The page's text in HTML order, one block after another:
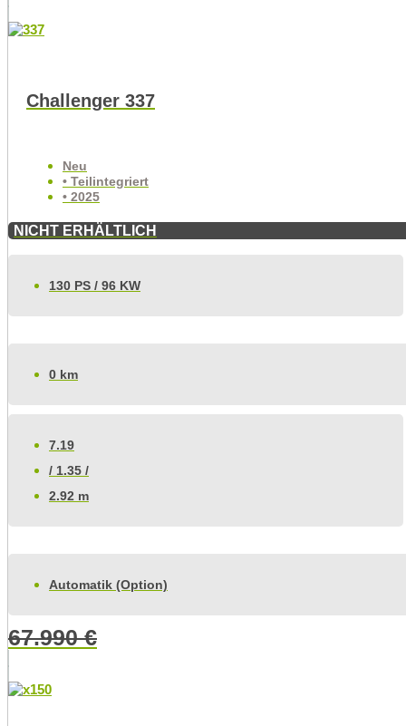
Challenger 337
Neu
• Teilintegriert
• 2025
NICHT ERHÄLTLICH
130 PS / 96 KW
0 km
7.19
/ 1.35 /
2.92 m
Automatik (Option)
67.990€